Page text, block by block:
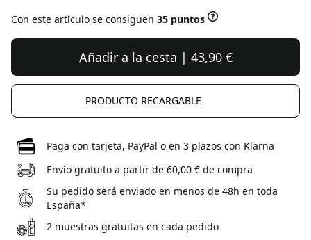
Con este artículo se consiguen 35 puntos
Añadir a la cesta | 43,90 €
PRODUCTO RECARGABLE
Paga con tarjeta, PayPal o en 3 plazos con Klarna
Envío gratuito a partir de 60,00 € de compra
Su pedido será enviado en menos de 48h en toda
España*
2 muestras gratuitas en cada pedido